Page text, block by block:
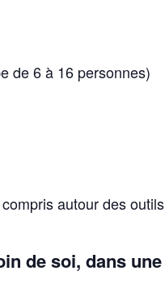
de 6 à 16 personnes)
autour des outils
de soi, dans une